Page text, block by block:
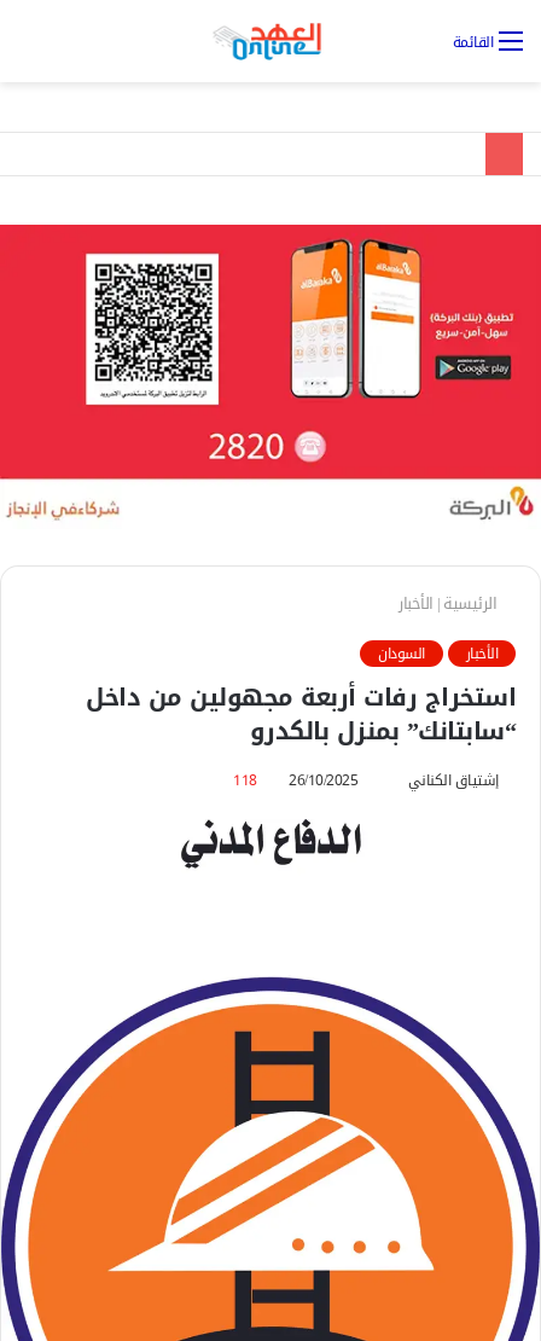
القائمة
الرئيسية| الأخبار
الأخبار السودان
استخراج رفات أربعة مجهولين من داخل
“سابتانك” بمنزل بالكدرو
إشتياق الكناني
ا
إ
ر
ي
ا
26/10/2025
118